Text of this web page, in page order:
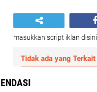
masukkan script iklan disini
Tidak ada yang Terkait